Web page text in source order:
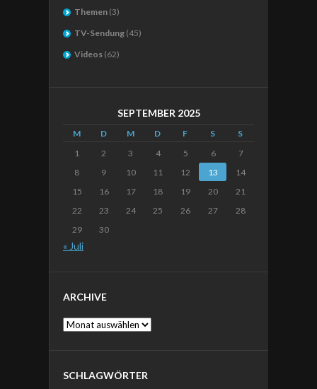
Themen (3)
TV-Sendung (45)
Videos (62)
SEPTEMBER 2025
M D M D F S
S
1
2 3 4 5 6
7
8
9 10 11 12 13
14
15
16 17 18 19 20
21
22
23 24 25 26 27
28
29
30
« Juli
ARCHIVE
Archive
SCHLAGWÖRTER